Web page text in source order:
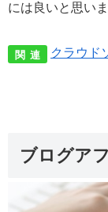
には良いと思いま
関 連 クラウド
ブログア